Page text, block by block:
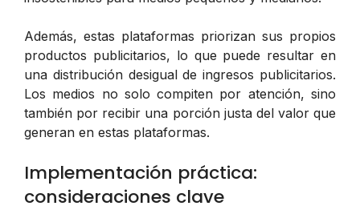
Además, estas plataformas priorizan sus propios
productos publicitarios, lo que puede resultar en
una distribución desigual de ingresos publicitarios.
Los medios no solo compiten por atención, sino
también por recibir una porción justa del valor que
generan en estas plataformas.
Implementación práctica:
consideraciones clave